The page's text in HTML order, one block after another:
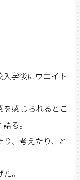
学後にウエイト
感じられるとこ
る。
、考えたり、と
。